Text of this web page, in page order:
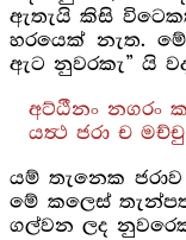
ඇතැයි කිසි
හරයෙක් නැත.
ඇට නුවරකැ” යි
අට්ඨීනං නගරං
යත්‍ථ ජරා ච
යම් තැනෙක
මේ කලෙස්
ගල්වන ලද